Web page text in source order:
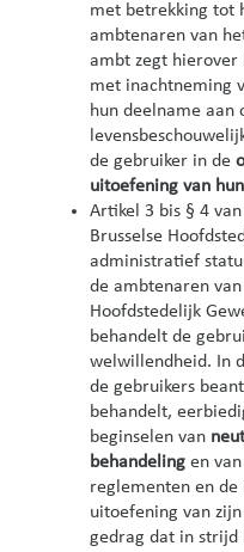
met betrekking tot
ambtenaren van
ambt zegt hierover
met inachtneming
hun deelname
de gebruiker in de
uitoefening van
Artikel 3 bis § 4
Brusselse
administratief
de ambtenaren
Hoofdstedelijk
behandelt de
welwillendheid. In
de gebruikers
behandelt,
beginselen van
behandeling en
reglementen en
uitoefening van
gedrag dat in strijd